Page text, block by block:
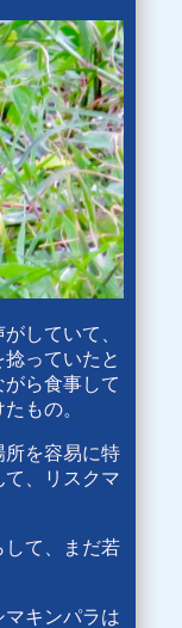
していて、
っていたと
ら食事して
もの。
を容易に特
、リスクマ
て、まだ若
キンパラは